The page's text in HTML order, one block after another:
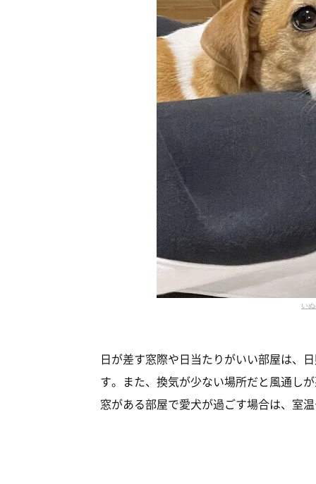
い
日が差す窓際や日当たりがいい部屋は、
す。また、換気が少ない場所だと風通し
窓がある部屋で愛犬が過ごす場合は、室